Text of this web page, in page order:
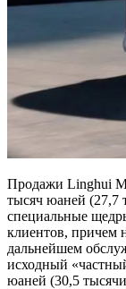
Продажи Linghui
тысяч юаней (27,7
специальные
клиентов, причем
дальнейшем
исходный
юаней (30,5